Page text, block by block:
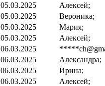
05.03.2025
Алексей;
05.03.2025
Вероника;
05.03.2025
Мария;
05.03.2025
Алексей;
06.03.2025
06.03.2025
Александра;
06.03.2025
Ирина;
06.03.2025
Алексей;